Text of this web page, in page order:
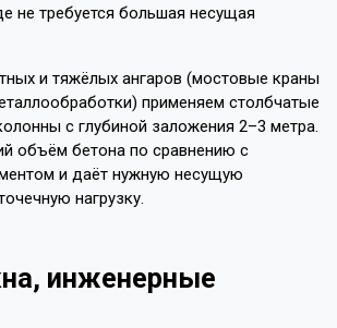
не требуется большая несущая
и тяжёлых ангаров (мостовые краны
применяем столбчатые
с глубиной заложения 2–3 метра.
объём бетона по сравнению с
и даёт нужную несущую
нагрузку.
инженерные